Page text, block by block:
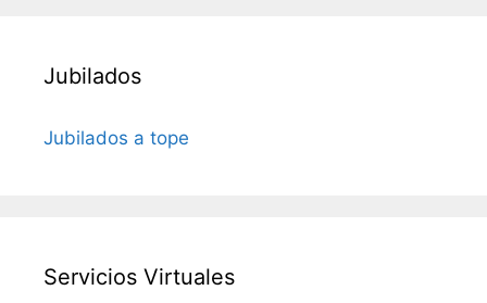
Jubilados
Jubilados a tope
Servicios Virtuales